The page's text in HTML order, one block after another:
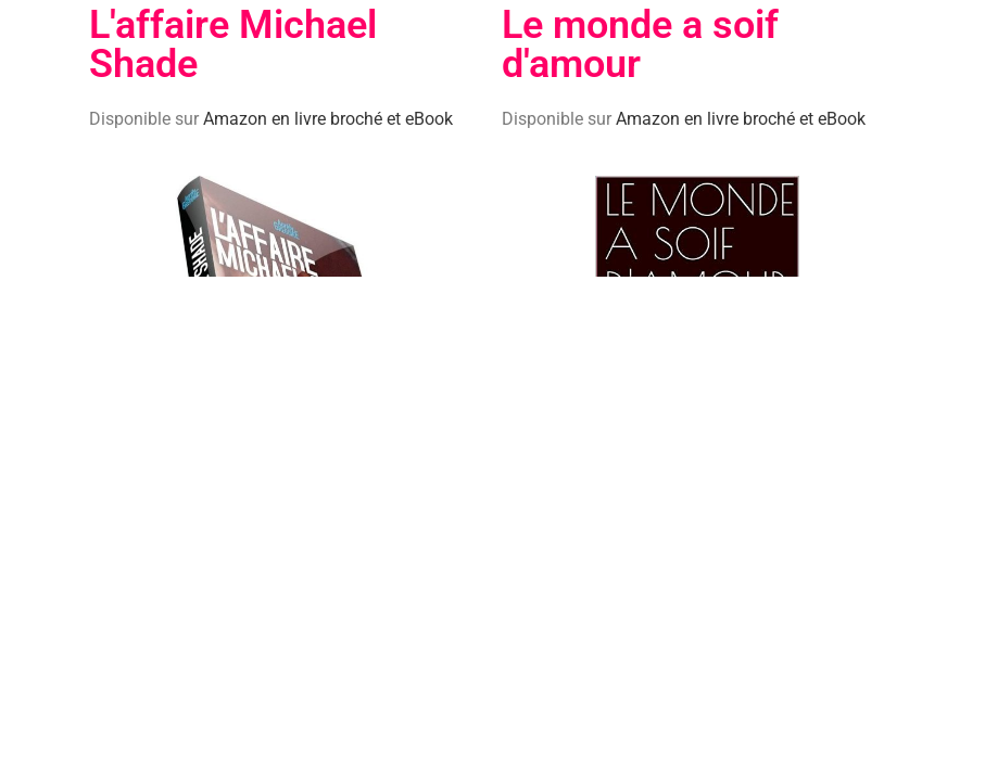
L'affaire Michael
Shade​
Disponible sur Amazon en livre broché et eBook
Le monde a soif
d'amour
Disponible sur Amazon en livre broché et eBook